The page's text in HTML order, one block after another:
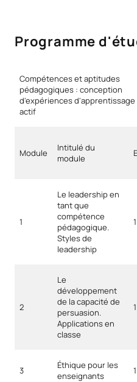
Programme
Compétences et aptitudes
pédagogiques : conception
d'expériences d'apprentissage
actif
Module
Intitulé du
module
1
Le leadership en
tant que
compétence
pédagogique.
Styles de
leadership
1
2
Le
développement
de la capacité de
persuasion.
Applications en
classe
1
3
Éthique pour les
enseignants
1